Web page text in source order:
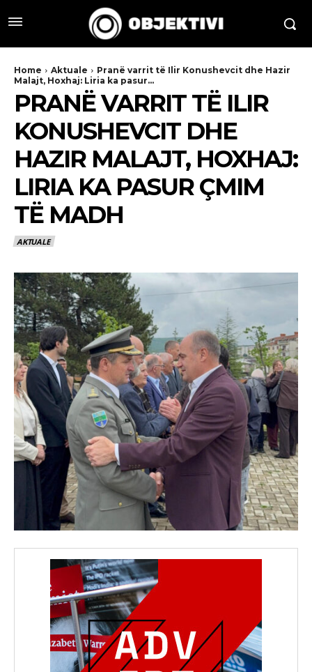
Home Aktuale
Pranë varrit të Ilir Konushevcit dhe Hazir
Malajt, Hoxhaj: Liria ka pasur...
PRANË VARRIT TË ILIR
KONUSHEVCIT DHE
HAZIR MALAJT, HOXHAJ:
LIRIA KA PASUR ÇMIM
TË MADH
AKTUALE